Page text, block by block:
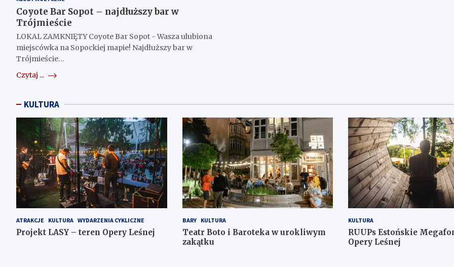
Coyote Bar Sopot – najdłuższy bar w
Trójmieście
LOKAL ZAMKNIĘTY Coyote Bar Sopot - Wasza ulubiona
miejscówka na Sopockiej mapie! Najdłuższy bar w
Trójmieście…
Czytaj ...
KULTURA
ATRAKCJE KULTURA WYDARZENIA CYKLICZNE
Projekt LASY – teren Opery Leśnej
BARY KULTURA
Teatr Boto i Baroteka w urokliwym
zakątku
KULTURA
RUUPs Estońskie
Opery Leśnej